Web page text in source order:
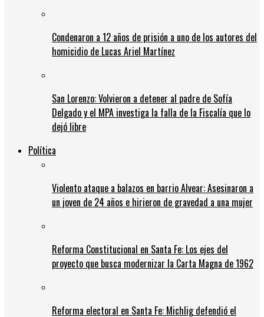
Condenaron a 12 años de prisión a uno de los autores del
homicidio de Lucas Ariel Martínez
San Lorenzo: Volvieron a detener al padre de Sofía
Delgado y el MPA investiga la falla de la Fiscalía que lo
dejó libre
Política
Violento ataque a balazos en barrio Alvear: Asesinaron a
un joven de 24 años e hirieron de gravedad a una mujer
Reforma Constitucional en Santa Fe: Los ejes del
proyecto que busca modernizar la Carta Magna de 1962
Reforma electoral en Santa Fe: Michlig defendió el